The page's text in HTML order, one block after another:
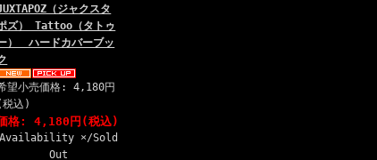
（ジャクスタ
ズ） Tattoo（タトゥ
） ハードカバーブッ
望小売価格: 4,180円
税込)
格: 4,180円(税込)
Availability ×/Sold
Out